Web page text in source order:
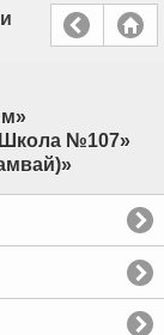
№107»